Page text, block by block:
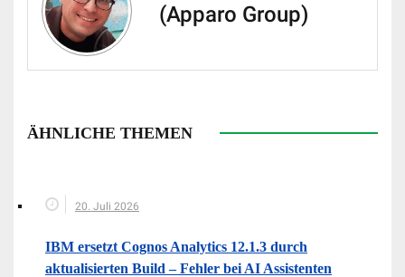
(Apparo Group)
ÄHNLICHE THEMEN
20. Juli 2026
IBM ersetzt Cognos Analytics 12.1.3 durch
aktualisierten Build – Fehler bei AI Assistenten